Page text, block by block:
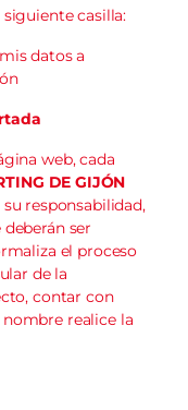
casilla:
datos a
web, cada
DE GIJÓN
responsabilidad,
ser
el proceso
de la
contar con
realice la